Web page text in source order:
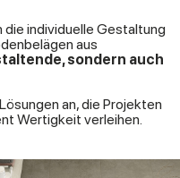
die individuelle Gestaltung
aus
sondern auch
an, die Projekten
Wertigkeit verleihen.